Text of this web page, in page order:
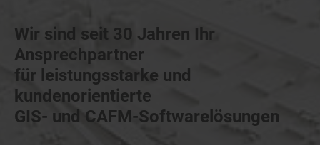
Wir sind seit 30 Jahren Ihr
Ansprechpartner
für leistungsstarke und
kundenorientierte
GIS- und CAFM-Softwarelösungen